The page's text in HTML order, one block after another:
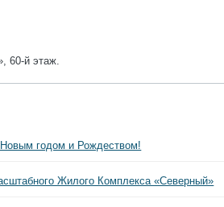
60-й этаж.
годом и Рождеством!
Жилого Комплекса «Северный»